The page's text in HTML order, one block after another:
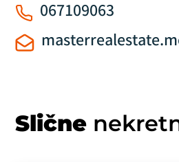
067109063
Slične